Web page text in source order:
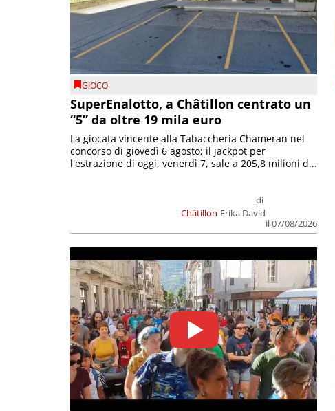
GIOCO
SuperEnalotto, a Châtillon centrato un
“5” da oltre 19 mila euro
Châtillon
di
Erika David
il 07/08/2026
La giocata vincente alla Tabaccheria Chameran nel
concorso di giovedì 6 agosto; il jackpot per
l'estrazione di oggi, venerdì 7, sale a 205,8 milioni d...